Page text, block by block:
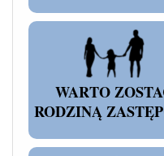
WARTO
RODZINĄ